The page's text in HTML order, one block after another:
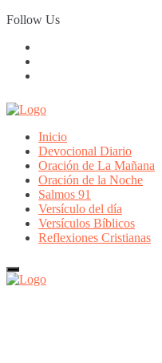
Skip
to
Follow Us
Inicio
Devocional Diario
Oración de La Mañana
Oración de la Noche
Salmos 91
Versículo del día
Versículos Bíblicos
Reflexiones Cristianas